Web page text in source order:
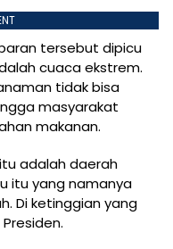
tersebut dipicu
cuaca ekstrem.
tidak bisa
masyarakat
makanan.
adalah daerah
itu yang namanya
Di ketinggian yang